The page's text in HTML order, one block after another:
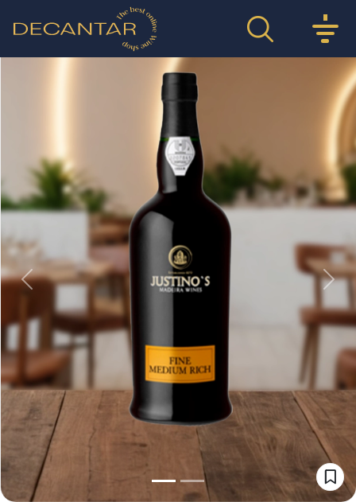
Previous